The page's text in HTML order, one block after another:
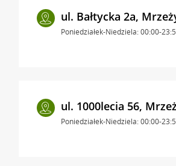
ul. Bałtycka 2a,
Poniedziałek-Niedziela: 00:00-
ul. 1000lecia 56,
Poniedziałek-Niedziela: 00:00-